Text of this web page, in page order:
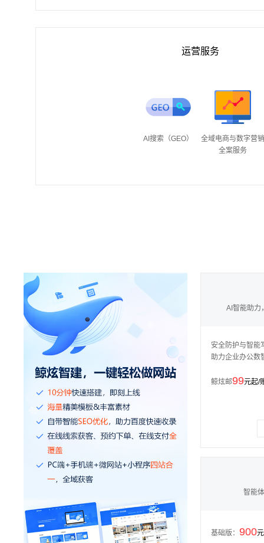
运营服务
AI搜索（GEO）
全域电商与数字营销
全案服务
AI智能助力
安全防护与智能
助力企业办公数
鲸炫邮99元起/
智能
基础版： 900